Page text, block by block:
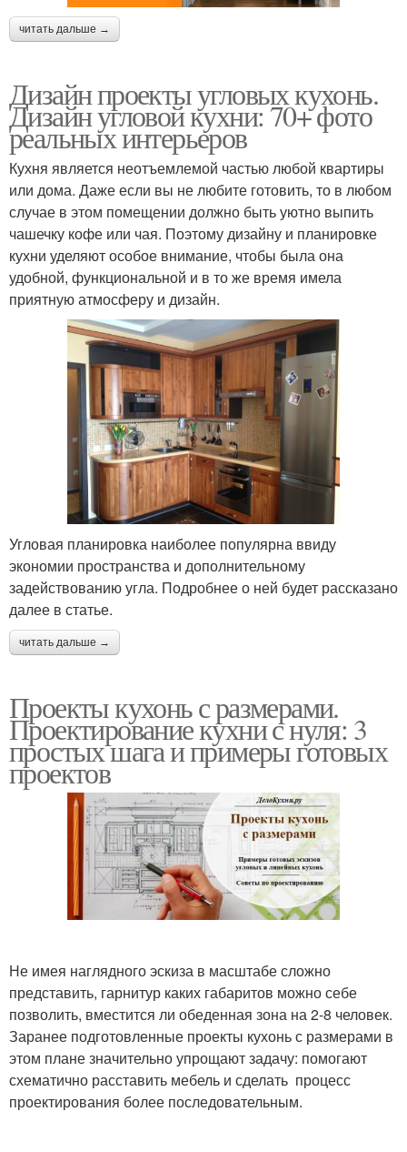
читать дальше →
Дизайн проекты угловых кухонь.
Дизайн угловой кухни: 70+ фото
реальных интерьеров
Кухня является неотъемлемой частью любой квартиры
или дома. Даже если вы не любите готовить, то в любом
случае в этом помещении должно быть уютно выпить
чашечку кофе или чая. Поэтому дизайну и планировке
кухни уделяют особое внимание, чтобы была она
удобной, функциональной и в то же время имела
приятную атмосферу и дизайн.
Угловая планировка наиболее популярна ввиду
экономии пространства и дополнительному
задействованию угла. Подробнее о ней будет рассказано
далее в статье.
читать дальше →
Проекты кухонь с размерами.
Проектирование кухни с нуля: 3
простых шага и примеры готовых
проектов
Не имея наглядного эскиза в масштабе сложно
представить, гарнитур каких габаритов можно себе
позволить, вместится ли обеденная зона на 2-8 человек.
Заранее подготовленные проекты кухонь с размерами в
этом плане значительно упрощают задачу: помогают
схематично расставить мебель и сделать процесс
проектирования более последовательным.